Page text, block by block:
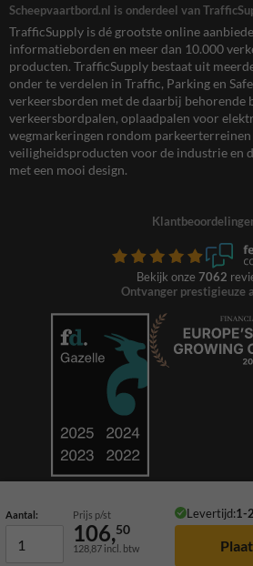
Aantal: Prijs p/st Levertijd:1-
106,50
128,87 incl. btw
Scheepvaartbord.nl is onderdeel van
TrafficSupply is dé grootste online
informatieborden en meer dan 10.000
producten. TrafficSupply bestaat uit
onder te verdelen in Traffic, Parking en
verkeersborden met de daarbij behorende
verkeersbordpalen, oplaadpalen voor
wegmarkeringen rondom
veiligheidsproducten voor de industrie en
met een mooi design.
Bekijk onze 7062
Ontvanger prestigieuze
© 2026 TrafficSupply. Alle rechten